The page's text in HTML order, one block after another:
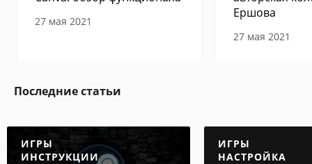
27 мая 2021
Ершова
27 мая 2021
Последние статьи
ИГРЫ
ИНСТРУКЦИИ
ИГРЫ
НАСТРОЙКА